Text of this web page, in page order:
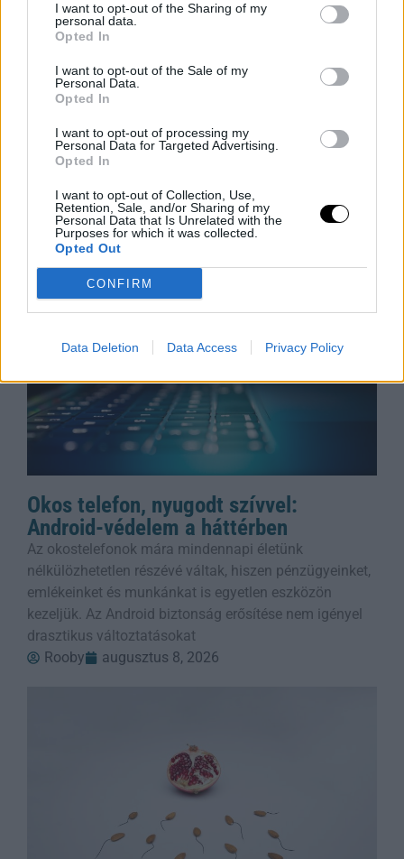
I want to opt-out of the Sharing of my
personal data.
Opted In
I want to opt-out of the Sale of my
Personal Data.
Opted In
I want to opt-out of processing my
Personal Data for Targeted Advertising.
Opted In
I want to opt-out of Collection, Use,
Retention, Sale, and/or Sharing of my
Personal Data that Is Unrelated with the
Purposes for which it was collected.
Opted Out
CONFIRM
Data Deletion Data Access Privacy Policy
Éttermek Menüjét
A ciklosporiasis járvány miatt több amerikai étterem is
fertőzés több száz embert érinthet. Az Egyesült
Államokban tomboló parazita-fertőzés
Rooby
augusztus 8, 2026
Okos telefon, nyugodt szívvel:
Android-védelem a háttérben
Az okostelefonok mára mindennapi életünk
nélkülözhetetlen részévé váltak, hiszen pénzügyeinket,
emlékeinket és munkánkat is egyetlen eszközön
kezeljük. Az Android biztonság erősítése nem igényel
drasztikus változtatásokat
Rooby
augusztus 8, 2026